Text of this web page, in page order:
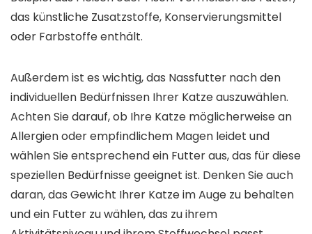
das künstliche Zusatzstoffe, Konservierungsmittel
oder Farbstoffe enthält.
Außerdem ist es wichtig, das Nassfutter nach den
individuellen Bedürfnissen Ihrer Katze auszuwählen.
Achten Sie darauf, ob Ihre Katze möglicherweise an
Allergien oder empfindlichem Magen leidet und
wählen Sie entsprechend ein Futter aus, das für diese
speziellen Bedürfnisse geeignet ist. Denken Sie auch
daran, das Gewicht Ihrer Katze im Auge zu behalten
und ein Futter zu wählen, das zu ihrem